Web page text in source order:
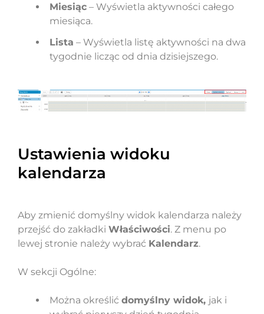
Miesiąc – Wyświetla aktywności całego
miesiąca.
Lista – Wyświetla listę aktywności na dwa
tygodnie licząc od dnia dzisiejszego.
Ustawienia widoku
kalendarza
Aby zmienić domyślny widok kalendarza należy
przejść do zakładki Właściwości. Z menu po
lewej stronie należy wybrać Kalendarz.
W sekcji Ogólne:
Można określić domyślny widok, jak i